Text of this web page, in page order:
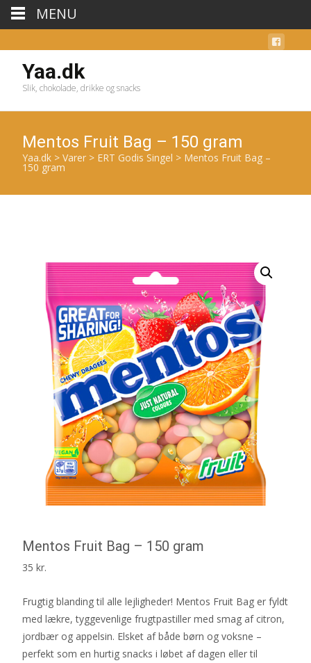
Yaa.dk
Slik, chokolade, drikke og snacks
Mentos Fruit Bag – 150 gram
Yaa.dk > Varer > ERT Godis Singel > Mentos Fruit Bag –
150 gram
Mentos Fruit Bag – 150 gram
35 kr.
Frugtig blanding til alle lejligheder! Mentos Fruit Bag er fyldt
med lækre, tyggevenlige frugtpastiller med smag af citron,
jordbær og appelsin. Elsket af både børn og voksne –
perfekt som en hurtig snacks i løbet af dagen eller til
MENU